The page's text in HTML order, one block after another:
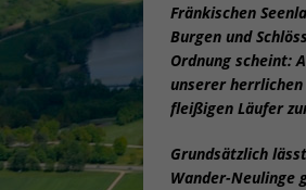
Fränkischen
Burgen und
Ordnung scheint:
unserer
fleißigen Läufer
Grundsätzlich
Wander-Neulinge